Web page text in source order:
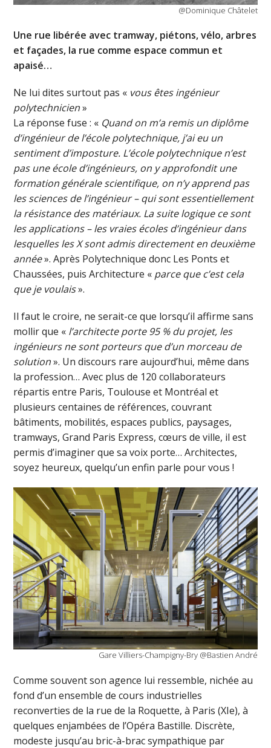
@Dominique Châtelet
Une rue libérée avec tramway, piétons, vélo, arbres
et façades, la rue comme espace commun et
apaisé…
Ne lui dites surtout pas « vous êtes ingénieur
polytechnicien»
La réponse fuse : « Quand on m’a remis un diplôme
d’ingénieur de l’école polytechnique, j’ai eu un
sentiment d’imposture. L’école polytechnique n’est
pas une école d’ingénieurs, on y approfondit une
formation générale scientifique, on n’y apprend pas
les sciences de l’ingénieur – qui sont essentiellement
la résistance des matériaux. La suite logique ce sont
les applications – les vraies écoles d’ingénieur dans
lesquelles les X sont admis directement en deuxième
année». Après Polytechnique donc Les Ponts et
Chaussées, puis Architecture « parce que c’est cela
que je voulais».
Il faut le croire, ne serait-ce que lorsqu’il affirme sans
mollir que « l’architecte porte 95 % du projet, les
ingénieurs ne sont porteurs que d’un morceau de
solution». Un discours rare aujourd’hui, même dans
la profession… Avec plus de 120 collaborateurs
répartis entre Paris, Toulouse et Montréal et
plusieurs centaines de références, couvrant
bâtiments, mobilités, espaces publics, paysages,
tramways, Grand Paris Express, cœurs de ville, il est
permis d’imaginer que sa voix porte… Architectes,
soyez heureux, quelqu’un enfin parle pour vous !
Gare Villiers-Champigny-Bry @Bastien André
Comme souvent son agence lui ressemble, nichée au
fond d’un ensemble de cours industrielles
reconverties de la rue de la Roquette, à Paris (XIe), à
quelques enjambées de l’Opéra Bastille. Discrète,
modeste jusqu’au bric-à-brac sympathique par